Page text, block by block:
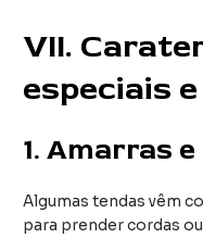
VII.
especiais
1.Amarras
Algumas tendas vêm
para prender cordas